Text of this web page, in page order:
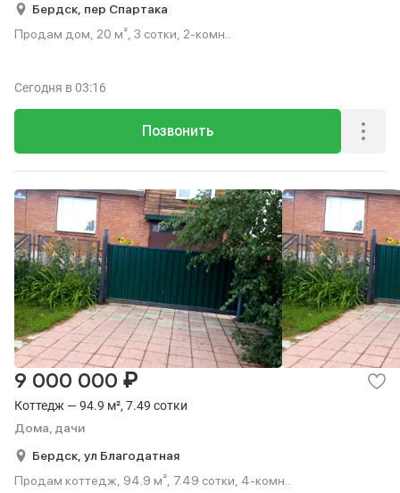
Бердск, пер Спартака
Продам дом, 20 м², 3 сотки, 2-комн..
Позвонить
Сегодня в 03:16
Коттедж — 94.9 м², 7.49 сотки
Дома, дачи
9 000 000 ₽
Бердск, ул Благодатная
Продам коттедж, 94.9 м², 7.49 сотки, 4-комн..